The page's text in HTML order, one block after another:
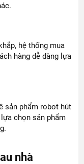
hệ thống mua
hàng dễ dàng lựa
sản phẩm robot hút
chọn sản phẩm
nhà